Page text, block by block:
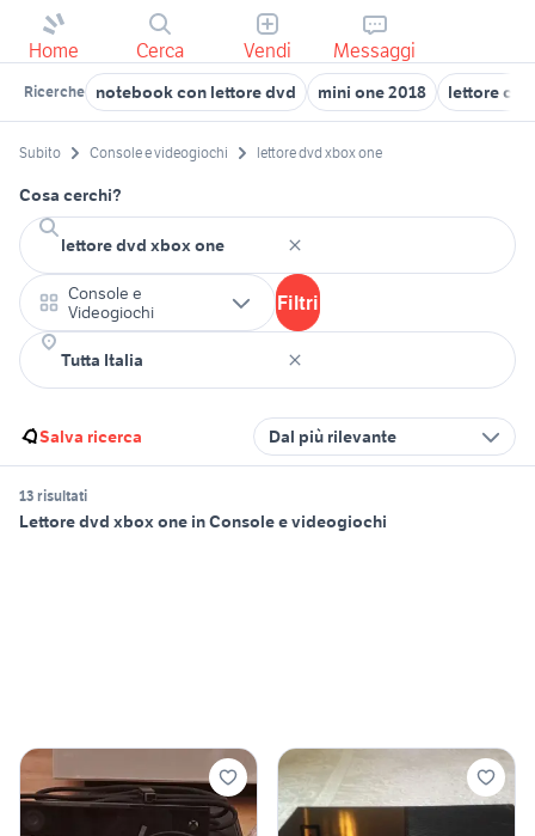
Home Cerca Vendi Messaggi
Ricerche notebook con lettore dvd mini one 2018 lettore cd
Subito Console e videogiochi lettore dvd xbox one
Cosa cerchi?
Console e
Videogiochi
Filtri
Salva ricerca Dal più rilevante
13 risultati
Lettore dvd xbox one in Console e videogiochi